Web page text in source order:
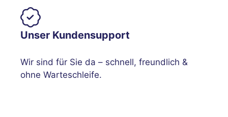
Unser Kundensupport
Wir sind für Sie da – schnell, freundlich &
ohne Warteschleife.